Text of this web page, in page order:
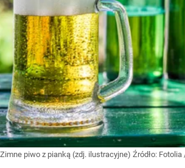
Zimne piwo z pianką (zdj. ilustracyjne) Źródło: Fotolia